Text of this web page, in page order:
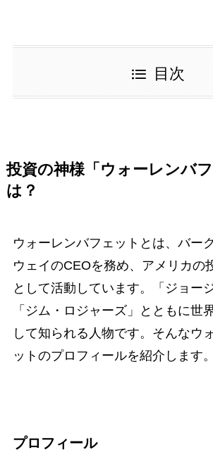
目次
投資の神様「ウォーレンバ
は？
ウォーレンバフェットとは、バー
ウェイのCEOを務め、アメリカの
として活動しています。「ジョー
「ジム・ロジャーズ」とともに世
して知られる人物です。そんなウ
ットのプロフィールを紹介します。
プロフィール